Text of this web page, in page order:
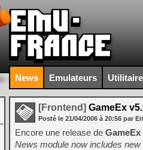
News Emulateurs
[Frontend] GameEx
Posté le 21/04/2006 à 20:56 par
Encore une release de GameEx
News module now includes